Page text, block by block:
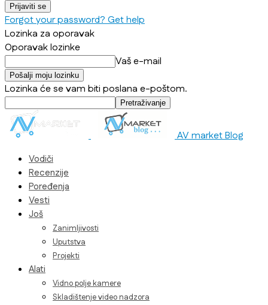
Forgot your password? Get help
Lozinka za oporavak
Oporavak lozinke
Vaš e-mail
Lozinka će se vam biti poslana e-poštom.
AV market Blog
Vodiči
Recenzije
Poređenja
Vesti
Još
Zanimljivosti
Uputstva
Projekti
Alati
Vidno polje kamere
Skladištenje video nadzora